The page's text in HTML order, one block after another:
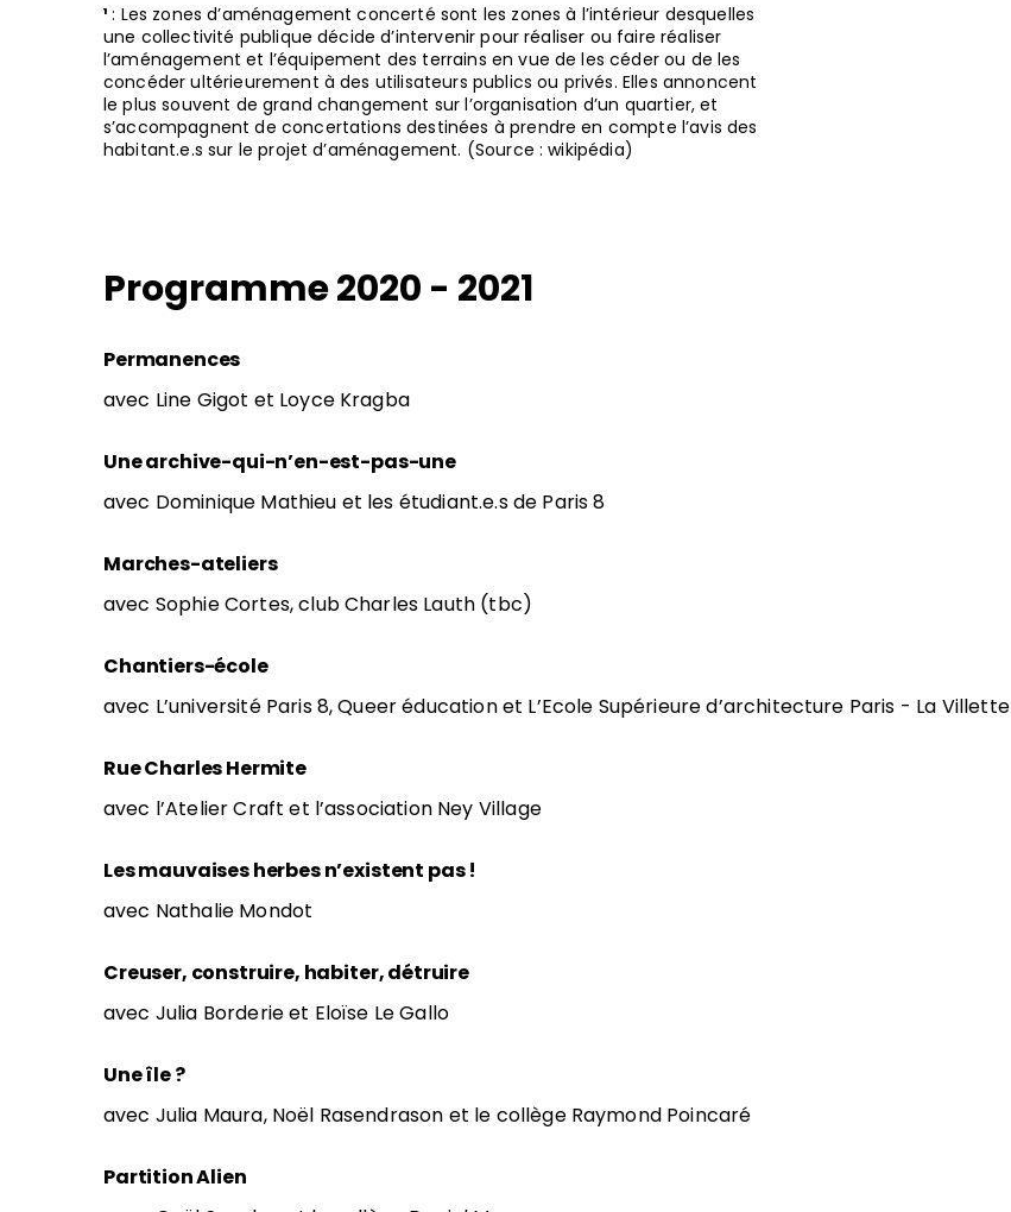
¹ : Les zones d’aménagement concerté sont les zones à l’intérieur desquelles
une collectivité publique décide d’intervenir pour réaliser ou faire réaliser
l’aménagement et l’équipement des terrains en vue de les céder ou de les
concéder ultérieurement à des utilisateurs publics ou privés. Elles annoncent
le plus souvent de grand changement sur l’organisation d’un quartier, et
s’accompagnent de concertations destinées à prendre en compte l’avis des
habitant.e.s sur le projet d’aménagement. (Source : wikipédia)
Programme 2020 - 2021
Permanences
avec Line Gigot et Loyce Kragba
Une archive-qui-n’en-est-pas-une
avec Dominique Mathieu et les étudiant.e.s de Paris 8
Marches-ateliers
avec Sophie Cortes, club Charles Lauth (tbc)
Chantiers-école
avec L’université Paris 8, Queer éducation et L’Ecole Supérieure d’architecture Paris - La Villette
Rue Charles Hermite
avec l’Atelier Craft et l’association Ney Village
Les mauvaises herbes n’existent pas !
avec Nathalie Mondot
Creuser, construire, habiter, détruire
avec Julia Borderie et Eloïse Le Gallo
Une île ?
avec Julia Maura, Noël Rasendrason et le collège Raymond Poincaré
Partition Alien